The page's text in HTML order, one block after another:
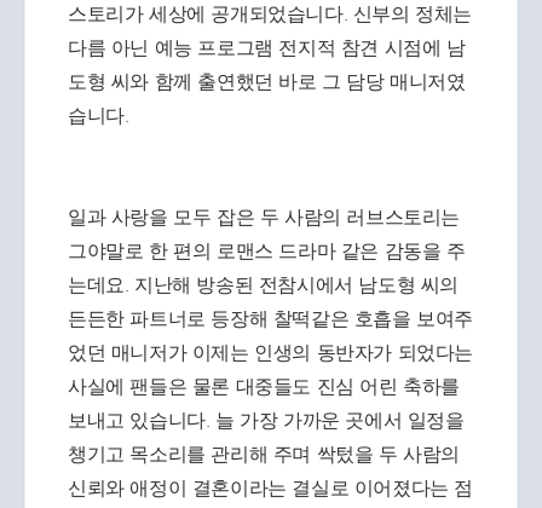
스토리가 세상에 공개되었습니다. 신부의 정체는
다름 아닌 예능 프로그램 전지적 참견 시점에 남
도형 씨와 함께 출연했던 바로 그 담당 매니저였
습니다.
일과 사랑을 모두 잡은 두 사람의 러브스토리는
그야말로 한 편의 로맨스 드라마 같은 감동을 주
는데요. 지난해 방송된 전참시에서 남도형 씨의
든든한 파트너로 등장해 찰떡같은 호흡을 보여주
었던 매니저가 이제는 인생의 동반자가 되었다는
사실에 팬들은 물론 대중들도 진심 어린 축하를
보내고 있습니다. 늘 가장 가까운 곳에서 일정을
챙기고 목소리를 관리해 주며 싹텄을 두 사람의
신뢰와 애정이 결혼이라는 결실로 이어졌다는 점